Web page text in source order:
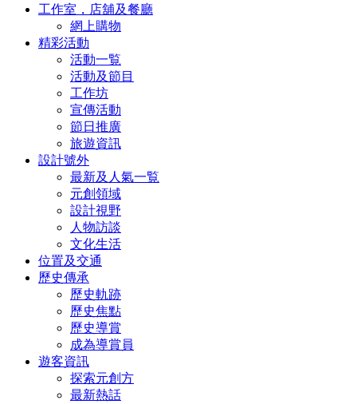
工作室，店舖及餐廳
網上購物
精彩活動
活動一覧
活動及節目
工作坊
宣傳活動
節日推廣
旅遊資訊
設計號外
最新及人氣一覧
元創領域
設計視野
人物訪談
文化生活
位置及交通
歷史傳承
歷史軌跡
歷史焦點
歷史導賞
成為導賞員
遊客資訊
探索元創方
最新熱話